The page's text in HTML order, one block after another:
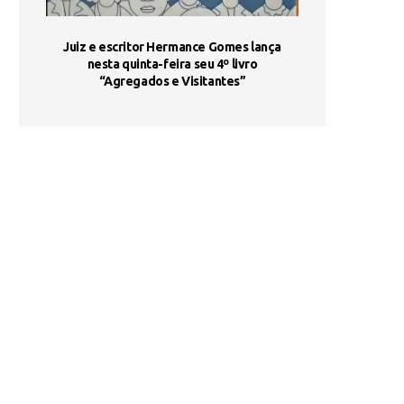
Juiz e escritor Hermance Gomes lança
nesta quinta-feira seu 4º livro
“Agregados e Visitantes”